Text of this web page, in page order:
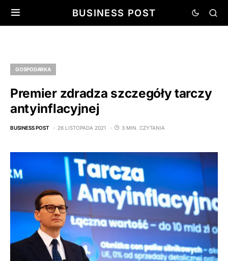
BUSINESS POST
GOSPODARKA
Premier zdradza szczegóły tarczy
antyinflacyjnej
BUSINESS POST 26 LISTOPADA 2021 3 MIN. CZYTANIA